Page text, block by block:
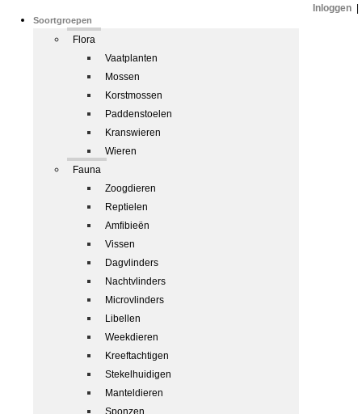
Soortgroepen
Flora
Vaatplanten
Mossen
Korstmossen
Paddenstoelen
Kranswieren
Wieren
Fauna
Zoogdieren
Reptielen
Amfibieën
Vissen
Dagvlinders
Nachtvlinders
Microvlinders
Libellen
Weekdieren
Kreeftachtigen
Stekelhuidigen
Manteldieren
Sponzen
Inloggen